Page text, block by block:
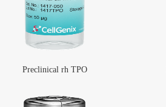
Preclinical rh TPO